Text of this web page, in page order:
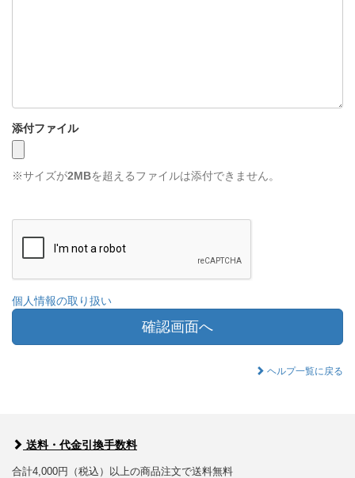
添付ファイル
※サイズが2MBを超えるファイルは添付できません。
個人情報の取り扱い
確認画面へ
ヘルプ一覧に戻る
送料・代金引換手数料
合計4,000円（税込）以上の商品注文で送料無料